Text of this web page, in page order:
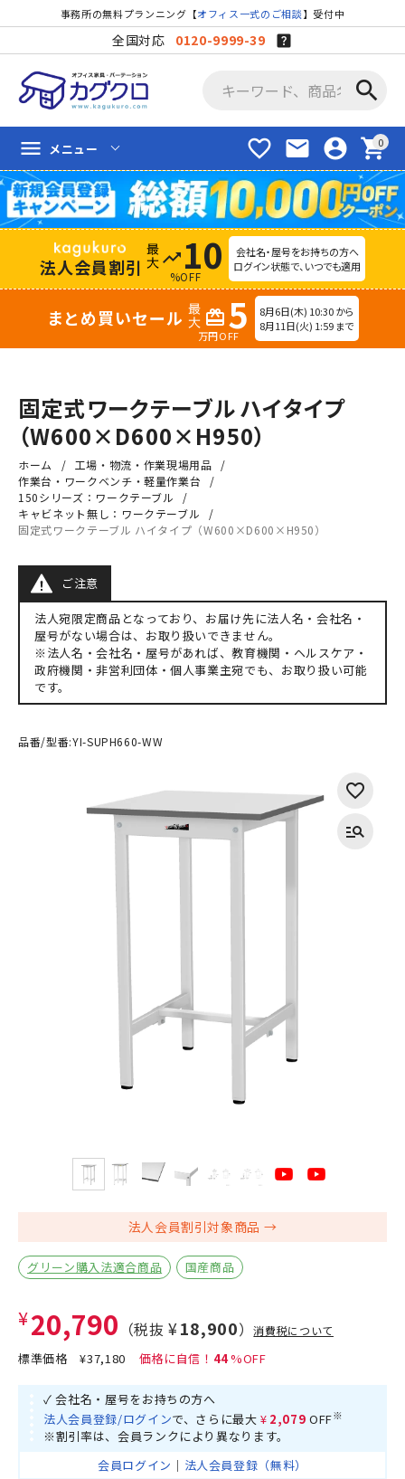
事務所の無料プランニング【オフィス一式のご相談】受付中
全国対応 0120-9999-39
search
favorite_border mail account_circle shopping_cart
menu メニュー
法人会員割引 trending_up 10
%OFF
会社名・屋号をお持ちの方へ
ログイン状態で、いつでも適用
まとめ買いセール redeem 5
万円OFF
8月6日(木) 10:30 から
8月11日(火) 1:59 まで
固定式ワークテーブル ハイタイプ
（W600×D600×H950）
ホーム
工場・物流・作業現場用品
作業台・ワークベンチ・軽量作業台
150シリーズ：ワークテーブル
キャビネット無し：ワークテーブル
固定式ワークテーブル ハイタイプ（W600×D600×H950）
ご注意
法人宛限定商品となっており、お届け先に法人名・会社名・
屋号がない場合は、お取り扱いできません。
※法人名・会社名・屋号があれば、教育機関・ヘルスケア・
政府機関・非営利団体・個人事業主宛でも、お取り扱い可能
です。
品番/型番:YI-SUPH660-WW
法人会員割引対象商品
グリーン購入法適合商品 国産商品
¥20,790 （税抜 ¥18,900）消費税について
標準価格¥37,180 44
✓ 会社名・屋号をお持ちの方へ
法人会員登録/ログインで、さらに最大 ¥2,079 OFF※
※割引率は、会員ランクにより異なります。
会員ログイン ｜ 法人会員登録（無料）